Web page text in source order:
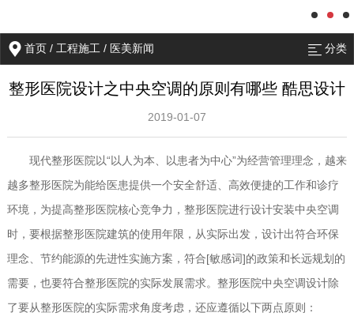
首页 /工程施工 / 医美新闻 分类
整形医院设计之中央空调的原则有哪些 酷思设计
2019-01-07
现代整形医院以“以人为本、以患者为中心”为经营管理理念，越来
越多整形医院为能给医患提供一个安全舒适、高效便捷的工作和诊疗
环境，为提高整形医院核心竞争力，整形医院进行设计安装中央空调
时，要根据整形医院建筑的使用年限，从实际出发，设计出符合环保
理念、节约能源的先进性实施方案，符合[敏感词]的政策和长远规划的
需要，也要符合整形医院的实际发展需求。整形医院中央空调设计除
了要从整形医院的实际需求角度考虑，还应遵循以下两点原则：